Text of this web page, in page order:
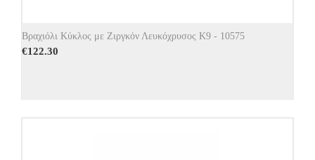
Βραχιόλι Κύκλος με Ζιργκόν Λευκόχρυσος Κ9 - 10575
€122.30